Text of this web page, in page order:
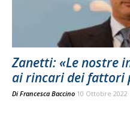
Zanetti: «Le nostre
ai rincari dei fattori
Di Francesca Baccino 10 Ottobre 2022